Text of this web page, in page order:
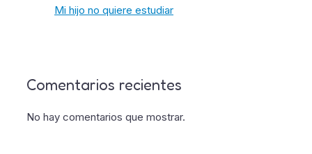
Mi hijo no quiere estudiar
Comentarios recientes
No hay comentarios que mostrar.